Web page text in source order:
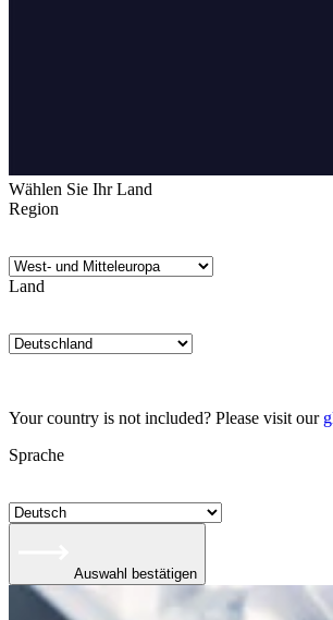
Wählen Sie Ihr Land
Region
Land
Your country is not included? Please visit our
Sprache
Auswahl bestätigen